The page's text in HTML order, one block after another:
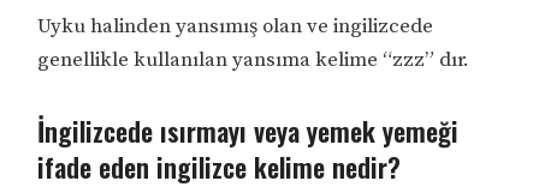
Uyku halinden yansımış olan ve ingilizcede
genellikle kullanılan yansıma kelime “zzz” dır.
İngilizcede ısırmayı veya yemek yemeği
ifade eden ingilizce kelime nedir?